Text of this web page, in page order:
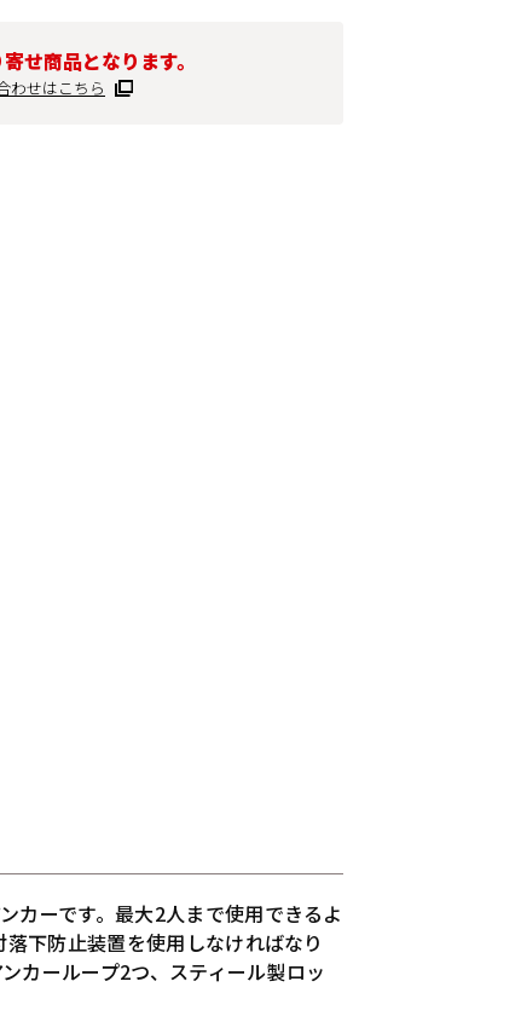
せ商品となります。
わせはこちら
カーです。最大2人まで使用できるよ
下防止装置を使用しなければなり
カーループ2つ、スティール製ロッ